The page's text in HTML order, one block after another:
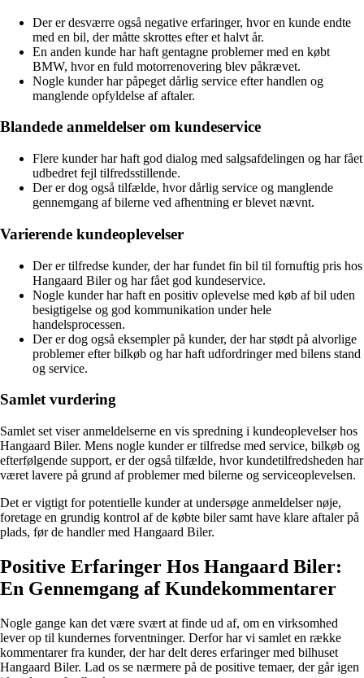
Der er desværre også negative erfaringer, hvor en kunde endte
med en bil, der måtte skrottes efter et halvt år.
En anden kunde har haft gentagne problemer med en købt
BMW, hvor en fuld motorrenovering blev påkrævet.
Nogle kunder har påpeget dårlig service efter handlen og
manglende opfyldelse af aftaler.
Blandede anmeldelser om kundeservice
Flere kunder har haft god dialog med salgsafdelingen og har fået
udbedret fejl tilfredsstillende.
Der er dog også tilfælde, hvor dårlig service og manglende
gennemgang af bilerne ved afhentning er blevet nævnt.
Varierende kundeoplevelser
Der er tilfredse kunder, der har fundet fin bil til fornuftig pris hos
Hangaard Biler og har fået god kundeservice.
Nogle kunder har haft en positiv oplevelse med køb af bil uden
besigtigelse og god kommunikation under hele
handelsprocessen.
Der er dog også eksempler på kunder, der har stødt på alvorlige
problemer efter bilkøb og har haft udfordringer med bilens stand
og service.
Samlet vurdering
Samlet set viser anmeldelserne en vis spredning i kundeoplevelser hos
Hangaard Biler. Mens nogle kunder er tilfredse med service, bilkøb og
efterfølgende support, er der også tilfælde, hvor kundetilfredsheden har
været lavere på grund af problemer med bilerne og serviceoplevelsen.
Det er vigtigt for potentielle kunder at undersøge anmeldelser nøje,
foretage en grundig kontrol af de købte biler samt have klare aftaler på
plads, før de handler med Hangaard Biler.
Positive Erfaringer Hos Hangaard Biler:
En Gennemgang af Kundekommentarer
Nogle gange kan det være svært at finde ud af, om en virksomhed
lever op til kundernes forventninger. Derfor har vi samlet en række
kommentarer fra kunder, der har delt deres erfaringer med bilhuset
Hangaard Biler. Lad os se nærmere på de positive temaer, der går igen